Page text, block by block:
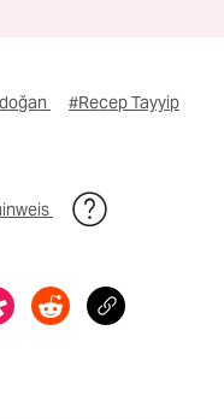
#Recep Tayyip